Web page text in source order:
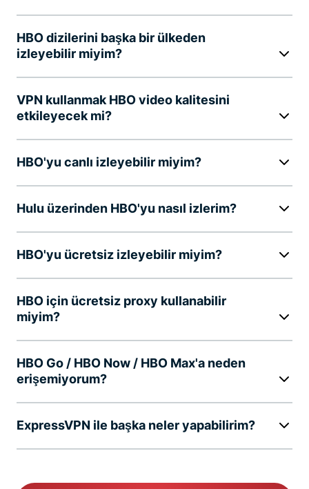
HBO dizilerini başka bir ülkeden
izleyebilir miyim?
VPN kullanmak HBO video kalitesini
etkileyecek mi?
HBO'yu canlı izleyebilir miyim?
Hulu üzerinden HBO'yu nasıl izlerim?
HBO'yu ücretsiz izleyebilir miyim?
HBO için ücretsiz proxy kullanabilir
miyim?
HBO Go / HBO Now / HBO Max'a neden
erişemiyorum?
ExpressVPN ile başka neler yapabilirim?